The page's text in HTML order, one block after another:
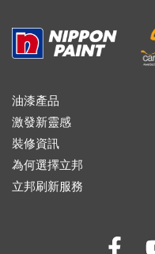
油漆產品
激發新靈感
裝修資訊
為何選擇立邦
立邦刷新服務